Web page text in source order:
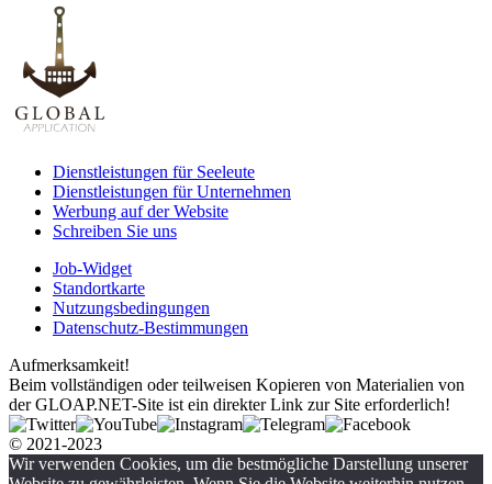
Dienstleistungen für Seeleute
Dienstleistungen für Unternehmen
Werbung auf der Website
Schreiben Sie uns
Job-Widget
Standortkarte
Nutzungsbedingungen
Datenschutz-Bestimmungen
Aufmerksamkeit!
Beim vollständigen oder teilweisen Kopieren von Materialien von
der GLOAP.NET-Site ist ein direkter Link zur Site erforderlich!
© 2021-2023
Wir verwenden Cookies, um die bestmögliche Darstellung unserer